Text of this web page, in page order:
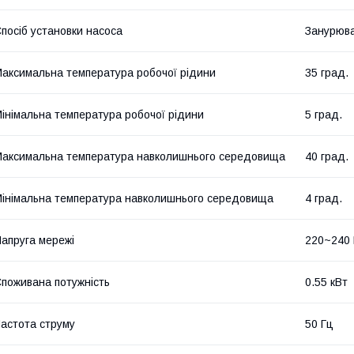
установки насоса
температура робочої рідини 35 град.
температура робочої рідини 5 град.
температура навколишнього середовища 40 град.
температура навколишнього середовища 4 град.
мережі 220~240
потужність 0.55 кВт
струму 50 Гц